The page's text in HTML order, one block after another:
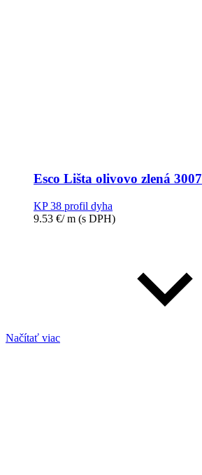
Esco Lišta olivovo zlená 3007
KP 38 profil dyha
9.53 €/ m (s DPH)
Načítať viac